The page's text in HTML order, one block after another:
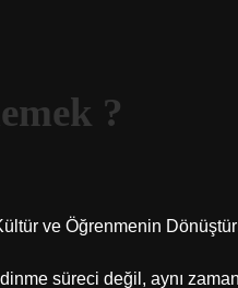
?
ve Öğrenmenin
süreci değil, aynı